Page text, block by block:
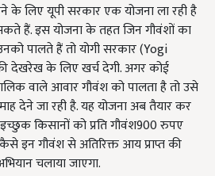
लिए यूपी सरकार एक योजना ला रही है
हैं. इस योजना के तहत जिन गौवंशों का
पालते हैं तो योगी सरकार (Yogi
देखरेख के लिए खर्च देगी. अगर कोई
वाले आवार गौवंश को पालता है तो उसे
देने जा रही है. यह योजना अब तैयार कर
किसानों को प्रति गौवंश900 रुपए
कैसे इन गौवंश से अतिरिक्त आय प्राप्त की
चलाया जाएगा.